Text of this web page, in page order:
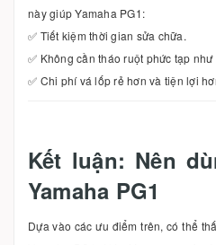
này giúp Yamaha PG1:
✅ Tiết kiệm thời gian sửa chữa.
✅ Không cần tháo ruột phức tạp
✅ Chi phí vá lốp rẻ hơn và tiện lợi
Kết luận: Nên
Yamaha PG1
Dựa vào các ưu điểm trên, có thể